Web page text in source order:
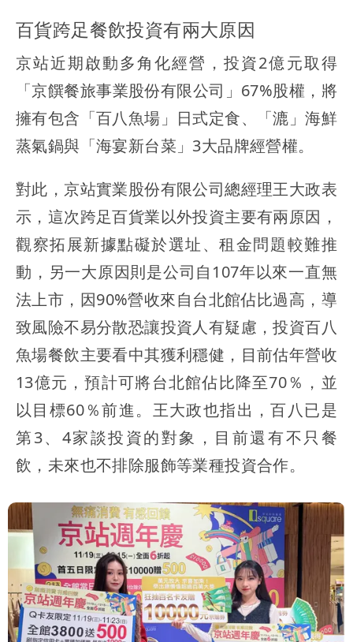
百貨跨足餐飲投資有兩大原因
京站近期啟動多角化經營，投資2億元取得
「京饌餐旅事業股份有限公司」67%股權，將
擁有包含「百八魚場」日式定食、「漉」海鮮
蒸氣鍋與「海宴新台菜」3大品牌經營權。
對此，京站實業股份有限公司總經理王大政表
示，這次跨足百貨業以外投資主要有兩原因，
觀察拓展新據點礙於選址、租金問題較難推
動，另一大原因則是公司自107年以來一直無
法上市，因90%營收來自台北館佔比過高，導
致風險不易分散恐讓投資人有疑慮，投資百八
魚場餐飲主要看中其獲利穩健，目前估年營收
13億元，預計可將台北館佔比降至70％，並
以目標60％前進。王大政也指出，百八已是
第3、4家談投資的對象，目前還有不只餐
飲，未來也不排除服飾等業種投資合作。